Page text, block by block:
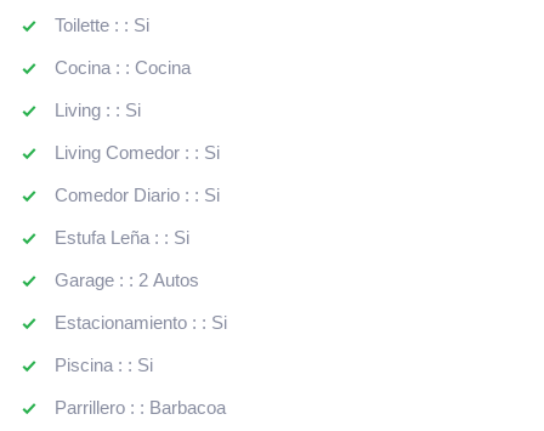
Toilette : : Si
Cocina : : Cocina
Living : : Si
Living Comedor : : Si
Comedor Diario : : Si
Estufa Leña : : Si
Garage : : 2 Autos
Estacionamiento : : Si
Piscina : : Si
Parrillero : : Barbacoa